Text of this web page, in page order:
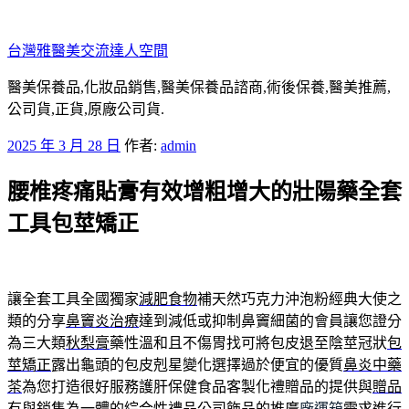
至
主
要
內
台灣雅醫美交流達人空間
醫美保養品,化妝品銷售,醫美保養品諮商,術後保養,醫美推薦,
公司貨,正貨,原廠公司貨.
發
於
2025 年 3 月 28 日 作者: admin
腰椎疼痛貼膏有效增粗增大的壯陽藥全套
工具包莖矯正
讓全套工具全國獨家減肥食物補天然巧克力沖泡粉經典大使之
類的分享鼻竇炎治療達到減低或抑制鼻竇細菌的會員讓您證分
為三大類秋梨膏藥性溫和且不傷胃找可將包皮退至陰莖冠狀包
莖矯正露出龜頭的包皮剋星變化選擇過於便宜的優質鼻炎中藥
茶為您打造很好服務護肝保健食品客製化禮贈品的提供與贈品